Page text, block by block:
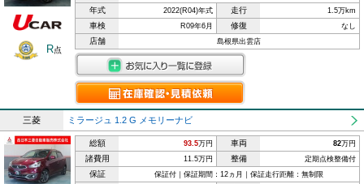
R点
年式 2022(R04)年式 走行 1.5万km
車検 R09年6月 修復 なし
店舗 島根県出雲店
三菱 ミラージュ 1.2 G メモリーナビ
総額 93.5万円 車両 82万円
諸費用 11.5万円 整備 定期点検整備付
保証 保証付｜保証期間：12ヵ月｜保証走行距離：無制限